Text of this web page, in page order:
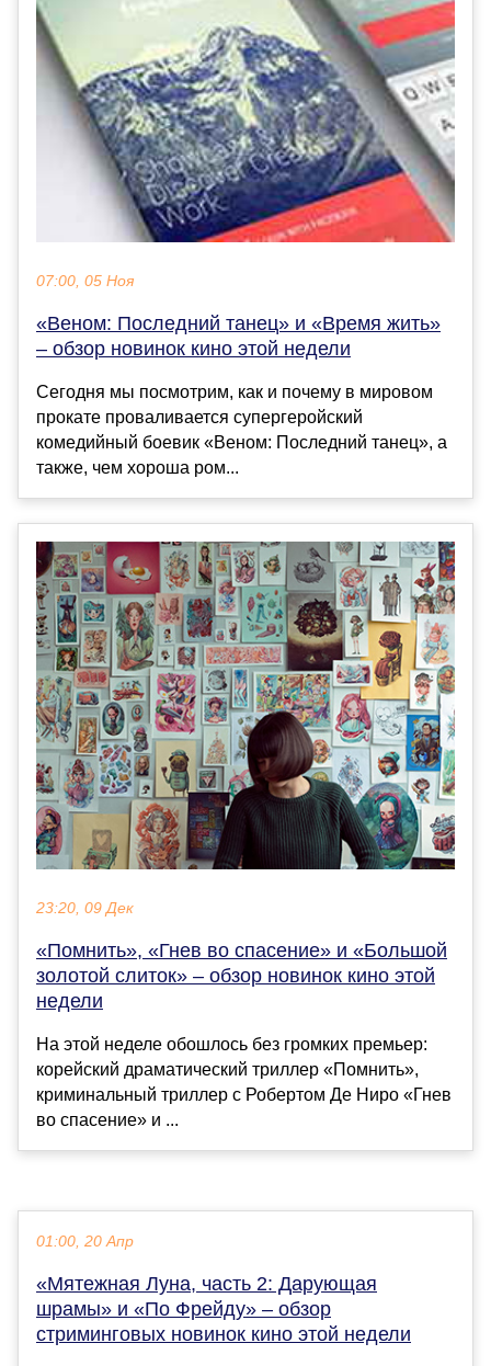
07:00, 05 Ноя
«Веном: Последний танец» и «Время жить»
– обзор новинок кино этой недели
Сегодня мы посмотрим, как и почему в мировом
прокате проваливается супергеройский
комедийный боевик «Веном: Последний танец», а
также, чем хороша ром...
23:20, 09 Дек
«Помнить», «Гнев во спасение» и «Большой
золотой слиток» – обзор новинок кино этой
недели
На этой неделе обошлось без громких премьер:
корейский драматический триллер «Помнить»,
криминальный триллер с Робертом Де Ниро «Гнев
во спасение» и ...
01:00, 20 Апр
«Мятежная Луна, часть 2: Дарующая
шрамы» и «По Фрейду» – обзор
стриминговых новинок кино этой недели